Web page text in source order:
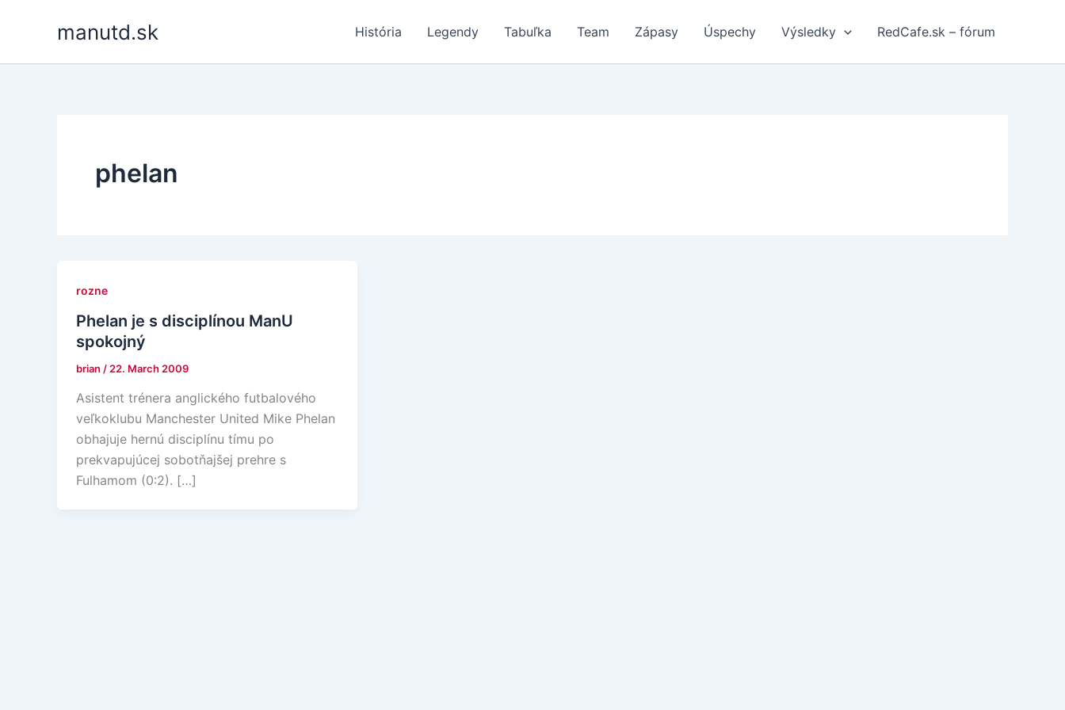
manutd.sk História Legendy Tabuľka Team Zápasy Úspechy Výsledky RedCafe.sk – fórum
phelan
rozne
Phelan je s disciplínou ManU
spokojný
brian / 22. March 2009
Asistent trénera anglického futbalového
veľkoklubu Manchester United Mike Phelan
obhajuje hernú disciplínu tímu po
prekvapujúcej sobotňajšej prehre s
Fulhamom (0:2). […]